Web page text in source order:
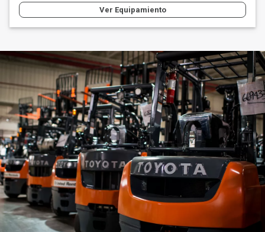
Ver Equipamiento